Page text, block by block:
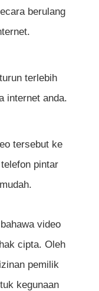
by
YouTube
Download
sah dari
berulang
terlebih
internet anda.
tersebut ke
pintar
video
cipta. Oleh
pemilik
kegunaan